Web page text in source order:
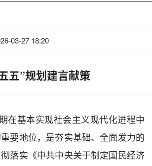
03-27 18:20
五”规划建言献策
在基本实现社会主义现代化进程中
要地位，是夯实基础、全面发力的
落实《中共中央关于制定国民经济